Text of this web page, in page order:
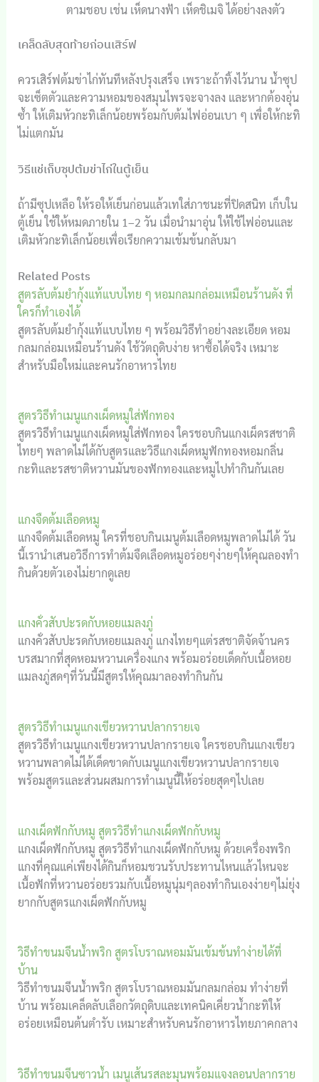
ตามชอบ เช่น เห็ดนางฟ้า เห็ดชิเมจิ ได้อย่างลงตัว
เคล็ดลับสุดท้ายก่อนเสิร์ฟ
ควรเสิร์ฟต้มข่าไก่ทันทีหลังปรุงเสร็จ เพราะถ้าทิ้งไว้นาน น้ำซุป
จะเซ็ตตัวและความหอมของสมุนไพรจะจางลง และหากต้องอุ่น
ซ้ำ ให้เติมหัวกะทิเล็กน้อยพร้อมกับต้มไฟอ่อนเบา ๆ เพื่อให้กะทิ
ไม่แตกมัน
วิธีแช่เก็บซุปต้มข่าไก่ในตู้เย็น
ถ้ามีซุปเหลือ ให้รอให้เย็นก่อนแล้วเทใส่ภาชนะที่ปิดสนิท เก็บใน
ตู้เย็น ใช้ให้หมดภายใน 1–2 วัน เมื่อนำมาอุ่น ให้ใช้ไฟอ่อนและ
เติมหัวกะทิเล็กน้อยเพื่อเรียกความเข้มข้นกลับมา
Related Posts
สูตรลับต้มยำกุ้งแท้แบบไทย ๆ หอมกลมกล่อมเหมือนร้านดัง ที่
ใครก็ทำเองได้
สูตรลับต้มยำกุ้งแท้แบบไทย ๆ พร้อมวิธีทำอย่างละเอียด หอม
กลมกล่อมเหมือนร้านดัง ใช้วัตถุดิบง่าย หาซื้อได้จริง เหมาะ
สำหรับมือใหม่และคนรักอาหารไทย
สูตรวิธีทำเมนูแกงเผ็ดหมูใส่ฟักทอง
สูตรวิธีทำเมนูแกงเผ็ดหมูใส่ฟักทอง ใครชอบกินแกงเผ็ดรสชาติ
ไทยๆ พลาดไม่ได้กับสูตรและวิธีแกงเผ็ดหมูฟักทองหอมกลิ่น
กะทิและรสชาติหวานมันของฟักทองและหมูไปทำกินกันเลย
แกงจืดต้มเลือดหมู
แกงจืดต้มเลือดหมู ใครที่ชอบกินเมนูต้มเลือดหมูพลาดไม่ได้ วัน
นี้เรานำเสนอวิธีการทำต้มจืดเลือดหมูอร่อยๆง่ายๆให้คุณลองทำ
กินด้วยตัวเองไม่ยากดูเลย
แกงคั่วสับปะรดกับหอยแมลงภู่
แกงคั่วสับปะรดกับหอยแมลงภู่ แกงไทยๆแต่รสชาติจัดจ้านคร
บรสมากที่สุดหอมหวานเครื่องแกง พร้อมอร่อยเด็ดกับเนื้อหอย
แมลงภู่สดๆที่วันนี้มีสูตรให้คุณมาลองทำกินกัน
สูตรวิธีทำเมนูแกงเขียวหวานปลากรายเจ
สูตรวิธีทำเมนูแกงเขียวหวานปลากรายเจ ใครชอบกินแกงเขียว
หวานพลาดไม่ได้เด็ดขาดกับเมนูแกงเขียวหวานปลากรายเจ
พร้อมสูตรและส่วนผสมการทำเมนูนี้ให้อร่อยสุดๆไปเลย
แกงเผ็ดฟักกับหมู สูตรวิธีทำแกงเผ็ดฟักกับหมู
แกงเผ็ดฟักกับหมู สูตรวิธีทำแกงเผ็ดฟักกับหมู ด้วยเครื่องพริก
แกงที่คุณแค่เพียงได้กินก็หอมชวนรับประทานไหนแล้วไหนจะ
เนื้อฟักที่หวานอร่อยรวมกับเนื้อหมูนุ่มๆลองทำกินเองง่ายๆไม่ยุ่ง
ยากกับสูตรแกงเผ็ดฟักกับหมู
วิธีทำขนมจีนน้ำพริก สูตรโบราณหอมมันเข้มข้นทำง่ายได้ที่
บ้าน
วิธีทำขนมจีนน้ำพริก สูตรโบราณหอมมันกลมกล่อม ทำง่ายที่
บ้าน พร้อมเคล็ดลับเลือกวัตถุดิบและเทคนิคเคี่ยวน้ำกะทิให้
อร่อยเหมือนต้นตำรับ เหมาะสำหรับคนรักอาหารไทยภาคกลาง
วิธีทำขนมจีนซาวน้ำ เมนูเส้นรสละมุนพร้อมแจงลอนปลากราย